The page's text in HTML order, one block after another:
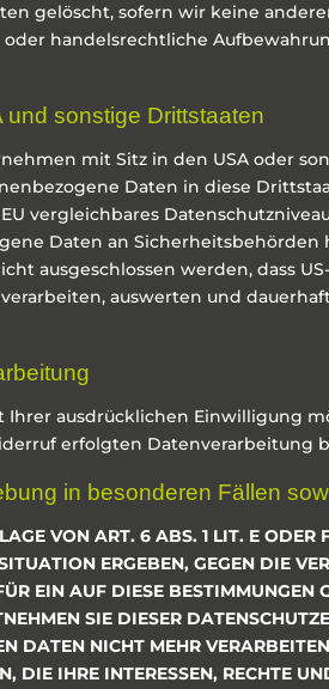
gelöscht, sofern wir keine
handelsrechtliche
sonstige Drittstaaten
mit Sitz in den USA oder
Daten in diese
vergleichbares
Daten an Sicherheitsbehörden
ausgeschlossen werden, dass
auswerten und
ausdrücklichen Einwilligung
erfolgten Datenverarbeitung
in besonderen Fällen
VON ART. 6 ABS. 1 LIT. E ODER
ERGEBEN, GEGEN DIE
EIN AUF DIESE BESTIMMUNGEN
SIE DIESER
DATEN NICHT MEHR
DIE IHRE INTERESSEN, RECHTE